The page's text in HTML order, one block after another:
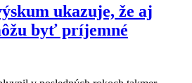
ukazuje, že aj
byť príjemné